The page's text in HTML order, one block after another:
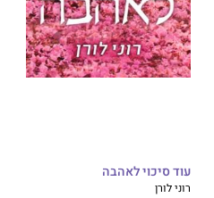
עוד סיכוי לאהבה
רוני לורן